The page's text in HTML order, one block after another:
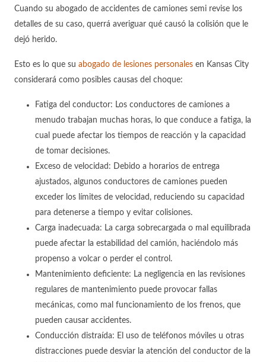
Cuando su abogado de accidentes de camiones semi revise los
detalles de su caso, querrá averiguar qué causó la colisión que le
dejó herido.
Esto es lo que su abogado de lesiones personales en Kansas City
considerará como posibles causas del choque:
Fatiga del conductor: Los conductores de camiones a
menudo trabajan muchas horas, lo que conduce a fatiga, la
cual puede afectar los tiempos de reacción y la capacidad
de tomar decisiones.
Exceso de velocidad: Debido a horarios de entrega
ajustados, algunos conductores de camiones pueden
exceder los límites de velocidad, reduciendo su capacidad
para detenerse a tiempo y evitar colisiones.
Carga inadecuada: La carga sobrecargada o mal equilibrada
puede afectar la estabilidad del camión, haciéndolo más
propenso a volcar o perder el control.
Mantenimiento deficiente: La negligencia en las revisiones
regulares de mantenimiento puede provocar fallas
mecánicas, como mal funcionamiento de los frenos, que
pueden causar accidentes.
Conducción distraída: El uso de teléfonos móviles u otras
distracciones puede desviar la atención del conductor de la